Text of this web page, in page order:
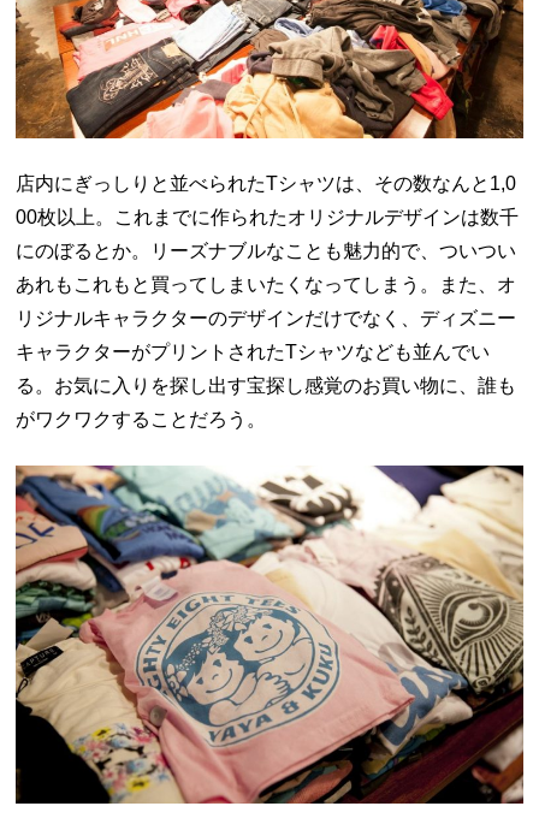
店内にぎっしりと並べられたTシャツは、その数なんと1,0
00枚以上。これまでに作られたオリジナルデザインは数千
にのぼるとか。リーズナブルなことも魅力的で、ついつい
あれもこれもと買ってしまいたくなってしまう。また、オ
リジナルキャラクターのデザインだけでなく、ディズニー
キャラクターがプリントされたTシャツなども並んでい
る。お気に入りを探し出す宝探し感覚のお買い物に、誰も
がワクワクすることだろう。